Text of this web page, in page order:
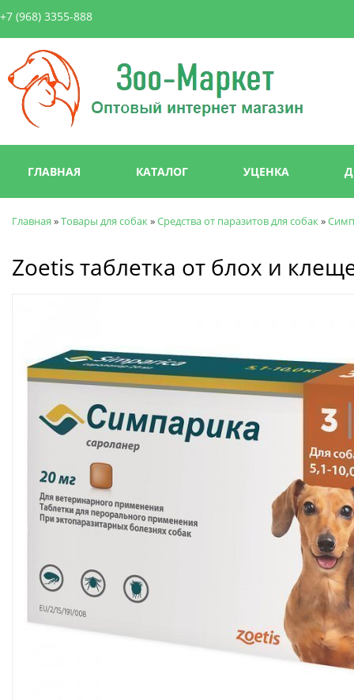
+7 (968) 3355-888
Зоо-
Маркет
Главное меню
ГЛАВНАЯ КАТАЛОГ УЦЕНКА
Главная »Товары для собак»Средства от паразитов для собак»
Zoetis таблетка от блох и